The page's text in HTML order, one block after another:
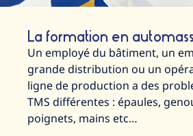
La formation en
Un employé du bâtiment, un
grande distribution ou un
ligne de production a des
TMS différentes : épaules,
poignets, mains etc…